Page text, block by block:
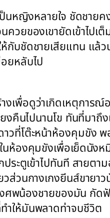
ป็นหญิงหลายใจ ชัดชาย
วยของเขายัดเข้าไป
กับชัดชายเสียแทน แล้
ยหลับไป
เพื่อดูว่าเกิดเหตุการ
คืนไปนานโข ทันที่มาถึง
วที่โต๊ะหน้าห้องคุมขัง พ
นห้องคุมขังเพื่อเย็ดนั
ะตูเข้าไปทันที สายตา
ส่วนกางเกงยีนส์ขาย
งศพน้องชายของมัน กั
ำให้มันพลาดท่าจบชีวิต